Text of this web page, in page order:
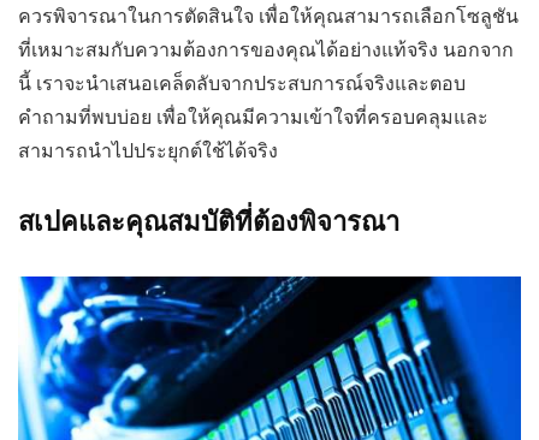
ควรพิจารณาในการตัดสินใจ เพื่อให้คุณสามารถเลือกโซลูชัน
ที่เหมาะสมกับความต้องการของคุณได้อย่างแท้จริง นอกจาก
นี้ เราจะนำเสนอเคล็ดลับจากประสบการณ์จริงและตอบ
คำถามที่พบบ่อย เพื่อให้คุณมีความเข้าใจที่ครอบคลุมและ
สามารถนำไปประยุกต์ใช้ได้จริง
สเปคและคุณสมบัติที่ต้องพิจารณา